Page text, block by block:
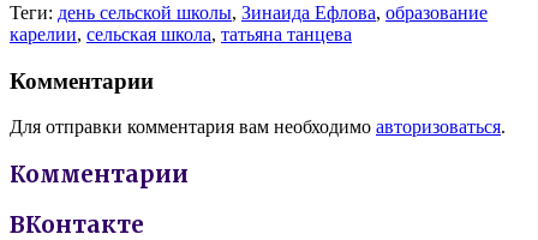
Теги: день сельской школы, Зинаида Ефлова, образование
карелии, сельская школа, татьяна танцева
Комментарии
Для отправки комментария вам необходимо авторизоваться.
Комментарии
ВКонтакте